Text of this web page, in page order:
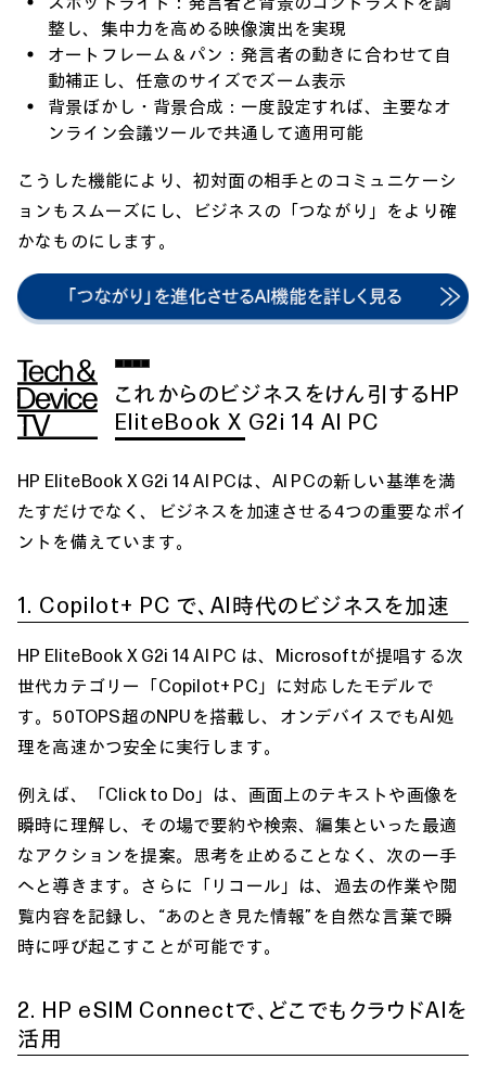
スポットライト：発言者と背景のコントラストを調
整し、集中力を高める映像演出を実現
オートフレーム＆パン：発言者の動きに合わせて自
動補正し、任意のサイズでズーム表示
背景ぼかし・背景合成：一度設定すれば、主要なオ
ンライン会議ツールで共通して適用可能
こうした機能により、初対面の相手とのコミュニケーシ
ョンもスムーズにし、ビジネスの「つながり」をより確
かなものにします。
これからのビジネスをけん引するHP
EliteBook X G2i 14 AI PC
HP EliteBook X G2i 14 AI PCは、AI PCの新しい基準を満
たすだけでなく、ビジネスを加速させる4つの重要なポイ
ントを備えています。
1. Copilot+ PC で、AI時代のビジネスを加速
HP EliteBook X G2i 14 AI PC は、Microsoftが提唱する次
世代カテゴリー「Copilot+ PC」に対応したモデルで
す。50TOPS超のNPUを搭載し、オンデバイスでもAI処
理を高速かつ安全に実行します。
例えば、「Click to Do」は、画面上のテキストや画像を
瞬時に理解し、その場で要約や検索、編集といった最適
なアクションを提案。思考を止めることなく、次の一手
へと導きます。さらに「リコール」は、過去の作業や閲
覧内容を記録し、“あのとき見た情報”を自然な言葉で瞬
時に呼び起こすことが可能です。
2. HP eSIM Connectで、どこでもクラウドAIを
活用